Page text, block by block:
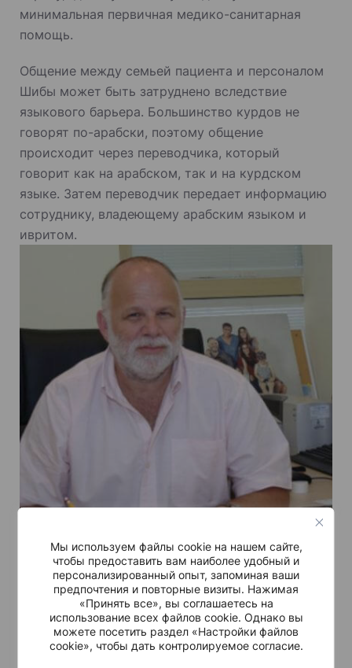
Мы используем файлы cookie на нашем сайте,
чтобы предоставить вам наиболее удобный и
персонализированный опыт, запоминая ваши
предпочтения и повторные визиты. Нажимая
«Принять все», вы соглашаетесь на
использование всех файлов cookie. Однако вы
можете посетить раздел «Настройки файлов
cookie», чтобы дать контролируемое согласие.
минимальная первичная медико-санитарная
помощь.
Общение между семьей пациента и персоналом
Шибы может быть затруднено вследствие
языкового барьера. Большинство курдов не
говорят по-арабски, поэтому общение
происходит через переводчика, который
говорит как на арабском, так и на курдском
языке. Затем переводчик передает информацию
сотруднику, владеющему арабским языком и
ивритом.
Доктор Давид Мишали
Доктор Мишали сообщает, что он следит за
событиями и знает, что ожидается прибытие
новых пациентов с обширными травмами. Тем не
менее, по его словам, он всегда сосредоточен на
предоставлении наилучшего медицинского